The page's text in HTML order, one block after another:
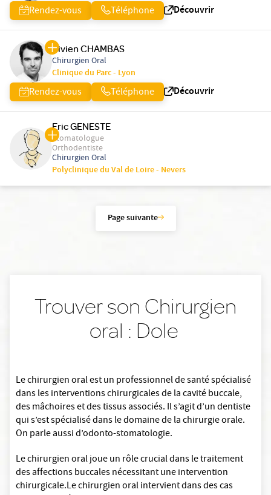
Rendez-vous Téléphone Découvrir
Vivien CHAMBAS
Chirurgien Oral
Clinique du Parc - Lyon
Rendez-vous Téléphone Découvrir
Eric GENESTE
Stomatologue
Orthodentiste
Chirurgien Oral
Polyclinique du Val de Loire - Nevers
Page suivante
Trouver son Chirurgien
oral : Dole
Le chirurgien oral est un professionnel de santé spécialisé
dans les interventions chirurgicales de la cavité buccale,
des mâchoires et des tissus associés. Il s’agit d’un dentiste
qui s’est spécialisé dans le domaine de la chirurgie orale.
On parle aussi d’odonto-stomatologie.
Le chirurgien oral joue un rôle crucial dans le traitement
des affections buccales nécessitant une intervention
chirurgicale.Le chirurgien oral intervient dans des cas